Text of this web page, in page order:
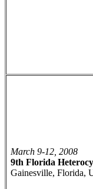
March 9-12, 2008
9th Florida
Gainesville, Florida,